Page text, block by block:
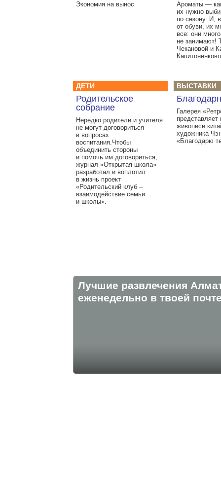
Экономия на вынос
Ароматы —
их нужно
по сезону. И,
от обуви, их
все: они
не занимают!
Чекановой и
ДЕТИ
Родительское
собрание
Нередко родители и учителя
не могут договориться
в вопросах
воспитания.Чтобы
объединить стороны
и помочь им договориться,
журнал «Открытая школа»
разработал и воплотил
в жизнь проект
«Родительский клуб –
взаимодействие семьи
и школы».
ВЫСТАВКИ
Галерея
представляет
живописи
художника
«Благодарю
Лучшие развлечения
eженедельно в твоей